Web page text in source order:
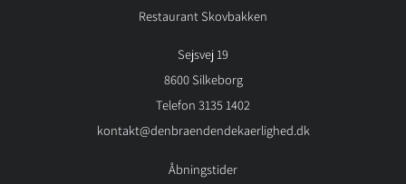
Restaurant Skovbakken
Sejsvej 19
8600 Silkeborg
Telefon 3135 1402
kontakt@denbraendendekaerlighed.dk
Åbningstider